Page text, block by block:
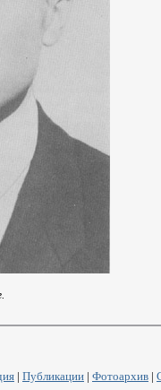
| Публикации | Фотоархив |